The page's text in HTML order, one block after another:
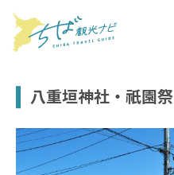
八重垣神社・祇園祭